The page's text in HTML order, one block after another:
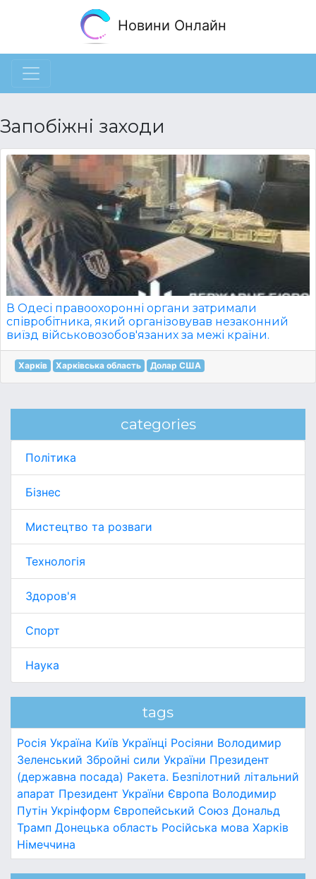
Новини Онлайн
Запобіжні заходи
В Одесі правоохоронні органи затримали
співробітника, який організовував незаконний
виїзд військовозобов'язаних за межі країни.
Харків Харківська область Долар США
categories
Політика
Бізнес
Мистецтво та розваги
Технологія
Здоров'я
Спорт
Наука
tags
Росія Україна Київ Українці Росіяни Володимир
Зеленський Збройні сили України Президент
(державна посада) Ракета. Безпілотний літальний
апарат Президент України Європа Володимир
Путін Укрінформ Європейський Союз Дональд
Трамп Донецька область Російська мова Харків
Німеччина